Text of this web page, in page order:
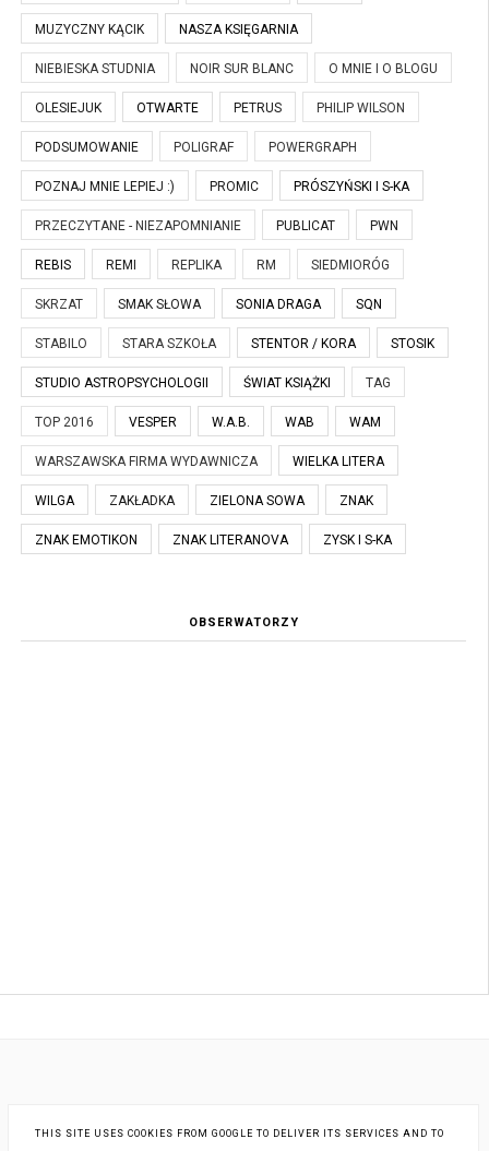
MUZYCZNY KĄCIK NASZA KSIĘGARNIA
NIEBIESKA STUDNIA NOIR SUR BLANC O MNIE I O BLOGU
OLESIEJUK OTWARTE PETRUS PHILIP WILSON
PODSUMOWANIE POLIGRAF POWERGRAPH
POZNAJ MNIE LEPIEJ :) PROMIC PRÓSZYŃSKI I S-KA
PRZECZYTANE - NIEZAPOMNIANIE PUBLICAT PWN
REBIS REMI REPLIKA RM SIEDMIORÓG
SKRZAT SMAK SŁOWA SONIA DRAGA SQN
STABILO STARA SZKOŁA STENTOR / KORA STOSIK
STUDIO ASTROPSYCHOLOGII ŚWIAT KSIĄŻKI TAG
TOP 2016 VESPER W.A.B. WAB WAM
WARSZAWSKA FIRMA WYDAWNICZA WIELKA LITERA
WILGA ZAKŁADKA ZIELONA SOWA ZNAK
ZNAK EMOTIKON ZNAK LITERANOVA ZYSK I S-KA
OBSERWATORZY
THIS SITE USES COOKIES FROM GOOGLE TO DELIVER ITS SERVICES AND TO